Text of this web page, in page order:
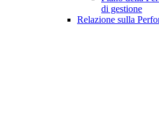
di gestione
Relazione sulla